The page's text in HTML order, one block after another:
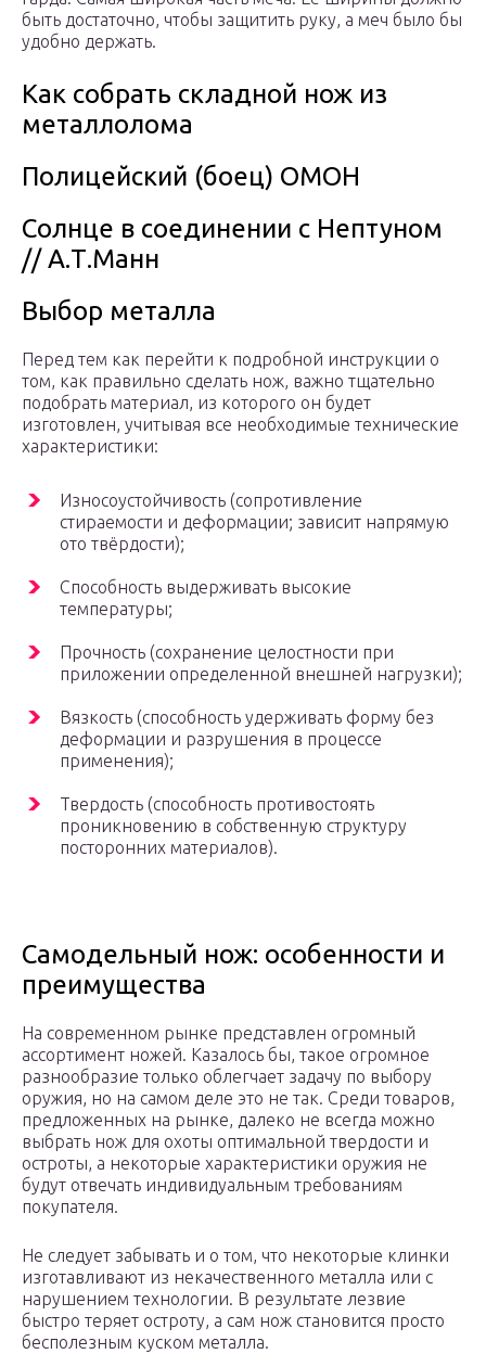
быть достаточно, чтобы защитить руку, а меч было бы
удобно держать.
Как собрать складной нож из
металлолома
Полицейский (боец) ОМОН
Солнце в соединении с Нептуном
// А.Т.Манн
Выбор металла
Перед тем как перейти к подробной инструкции о
том, как правильно сделать нож, важно тщательно
подобрать материал, из которого он будет
изготовлен, учитывая все необходимые технические
характеристики:
Износоустойчивость (сопротивление
стираемости и деформации; зависит напрямую
ото твёрдости);
Способность выдерживать высокие
температуры;
Прочность (сохранение целостности при
приложении определенной внешней нагрузки);
Вязкость (способность удерживать форму без
деформации и разрушения в процессе
применения);
Твердость (способность противостоять
проникновению в собственную структуру
посторонних материалов).
Самодельный нож: особенности и
преимущества
На современном рынке представлен огромный
ассортимент ножей. Казалось бы, такое огромное
разнообразие только облегчает задачу по выбору
оружия, но на самом деле это не так. Среди товаров,
предложенных на рынке, далеко не всегда можно
выбрать нож для охоты оптимальной твердости и
остроты, а некоторые характеристики оружия не
будут отвечать индивидуальным требованиям
покупателя.
Не следует забывать и о том, что некоторые клинки
изготавливают из некачественного металла или с
нарушением технологии. В результате лезвие
быстро теряет остроту, а сам нож становится просто
бесполезным куском металла.